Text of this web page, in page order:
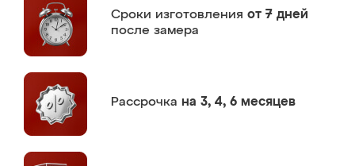
Сроки изготовления от 7 дней
после замера
Рассрочка на 3, 4, 6 месяцев